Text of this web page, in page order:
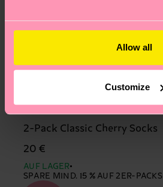
Allow all
Customize
2-Pack Classic Cherry Socks
20 €
AUF LAGER
SPARE MIND. 15 % AUF 2ER-PACKS